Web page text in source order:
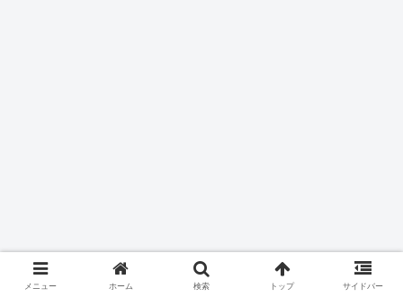
メニュー ホーム 検索 トップ サイドバー